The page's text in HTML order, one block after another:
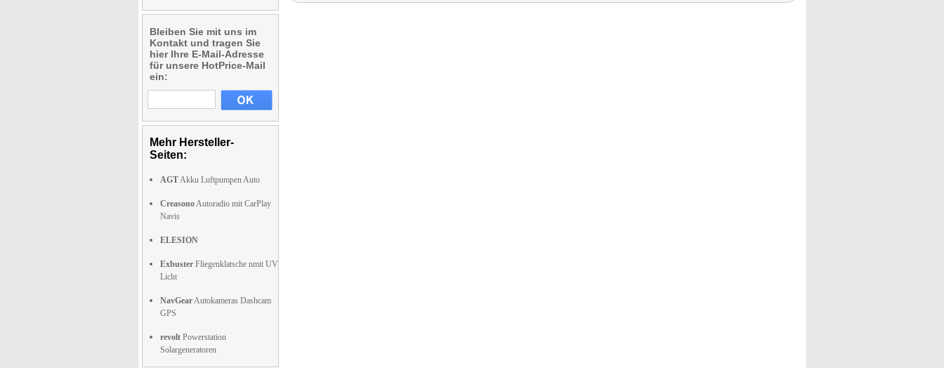
Bleiben Sie mit uns im
Kontakt und tragen Sie
hier Ihre E-Mail-Adresse
für unsere HotPrice-Mail
ein:
Mehr Hersteller-
Seiten:
AGTAkku Luftpumpen Auto
CreasonoAutoradio mit CarPlay
Navis
ELESION
Exbuster Fliegenklatsche nmit UV
Licht
NavGearAutokameras Dashcam
GPS
revolt Powerstation
Solargeneratoren